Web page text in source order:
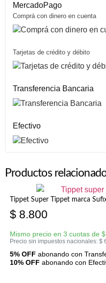
MercadoPago
Comprá con dinero en cuenta
Tarjetas de crédito y débito
Transferencia Bancaria
Efectivo
Productos
Tippet Super Tippet marca
$ 8.800
Mismo precio en 3 cuotas de $
Precio sin impuestos nacionales: $
5% OFF abonando con
10% OFF abonando con